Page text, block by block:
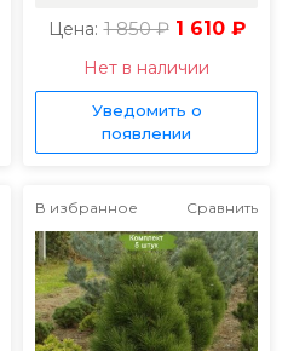
Цена: 1 850 ₽ 1 610 ₽
Нет в наличии
Уведомить о
появлении
В избранное Сравнить